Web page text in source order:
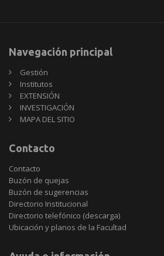
Navegación principal
Gestión
Institutos
EXTENSIÓN
INVESTIGACIÓN
MAPA DEL SITIO
Contacto
Contacto
Buzón de quejas
Buzón de sugerencias
Directorio Institucional
Directorio telefónico (descarga)
Ubicación y planos de la Facultad